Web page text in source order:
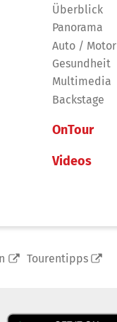
Überblick
Panorama
Auto / Motor
Gesundheit
Multimedia
Backstage
OnTour
Videos
Tourentipps